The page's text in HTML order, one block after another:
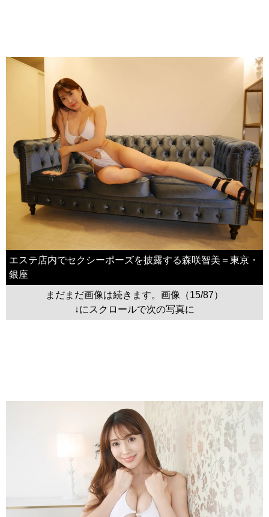
エステ店内でセクシーポーズを披露する森咲智美＝東京・
銀座
まだまだ画像は続きます。画像（15/87）
↓にスクロールで次の写真に